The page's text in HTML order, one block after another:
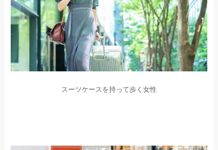
スーツケースを持って歩く女性